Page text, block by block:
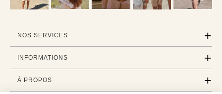
NOS SERVICES
INFORMATIONS
À PROPOS